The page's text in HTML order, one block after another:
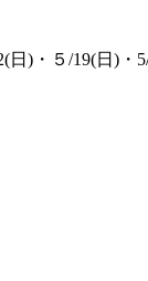
)・５/19(日)